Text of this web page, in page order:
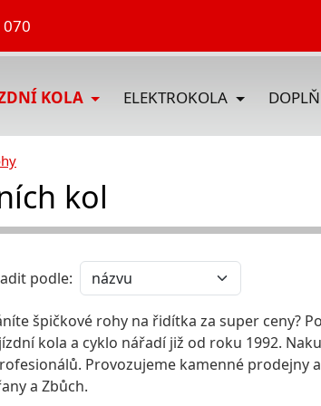
KOLA ELEKTROKOLA
kol
podle:
špičkové rohy na řidítka za super ceny?
kola a cyklo nářadí již od roku 1992.
Provozujeme kamenné prodejny
a Zbůch.